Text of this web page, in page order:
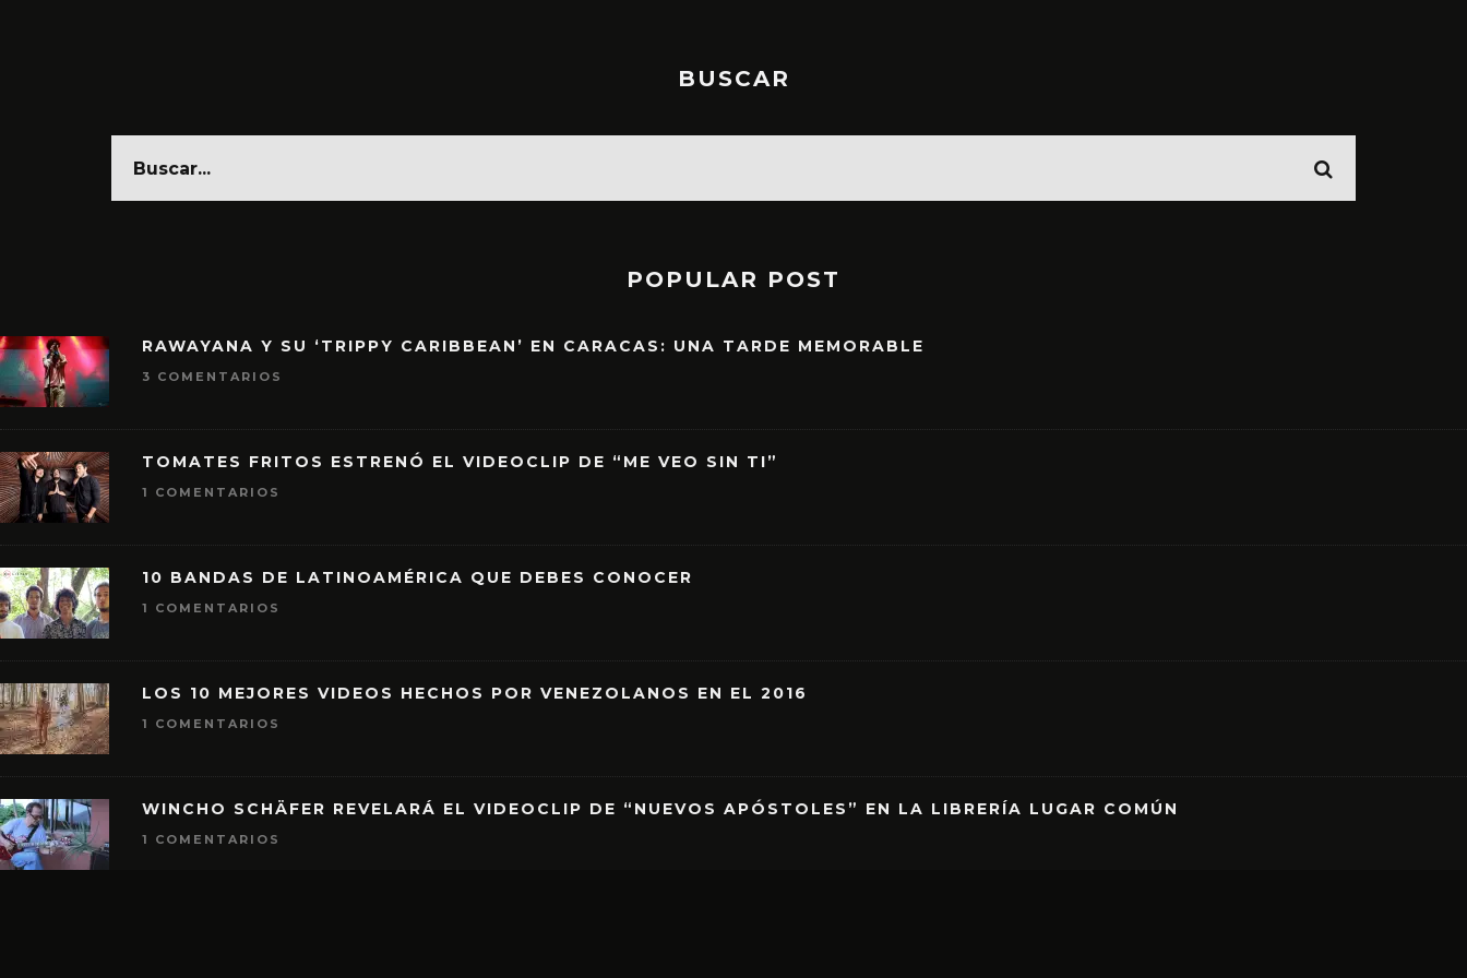
BUSCAR
POPULAR POST
RAWAYANA Y SU ‘TRIPPY CARIBBEAN’ EN CARACAS: UNA TARDE MEMORABLE
3 COMENTARIOS
TOMATES FRITOS ESTRENÓ EL VIDEOCLIP DE “ME VEO SIN TI”
1 COMENTARIOS
10 BANDAS DE LATINOAMÉRICA QUE DEBES CONOCER
1 COMENTARIOS
LOS 10 MEJORES VIDEOS HECHOS POR VENEZOLANOS EN EL 2016
1 COMENTARIOS
WINCHO SCHÄFER REVELARÁ EL VIDEOCLIP DE “NUEVOS APÓSTOLES” EN LA LIBRERÍA LUGAR COMÚN
1 COMENTARIOS